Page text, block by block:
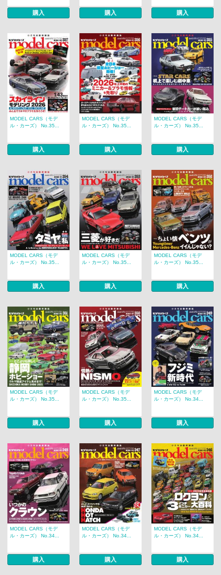
購入 購入 購入
MODEL CARS（モデ
ル・カーズ） No.35...
購入
MODEL CARS（モデ
ル・カーズ） No.35...
購入
MODEL CARS（モデ
ル・カーズ） No.35...
購入
MODEL CARS（モデ
ル・カーズ） No.35...
購入
MODEL CARS（モデ
ル・カーズ） No.35...
購入
MODEL CARS（モデ
ル・カーズ） No.35...
購入
MODEL CARS（モデ
ル・カーズ） No.35...
購入
MODEL CARS（モデ
ル・カーズ） No.35...
購入
MODEL CARS（モデ
ル・カーズ） No.34...
購入
MODEL CARS（モデ
ル・カーズ） No.34...
購入
MODEL CARS（モデ
ル・カーズ） No.34...
購入
MODEL CARS（モデ
ル・カーズ） No.34...
購入